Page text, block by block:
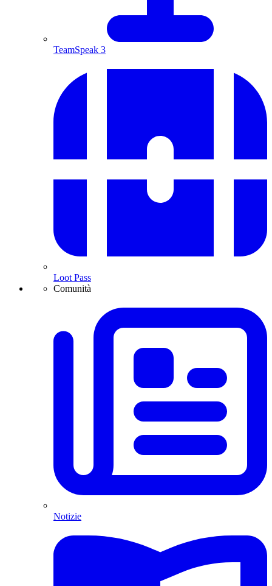
TeamSpeak 3
Loot Pass
Comunità
Notizie